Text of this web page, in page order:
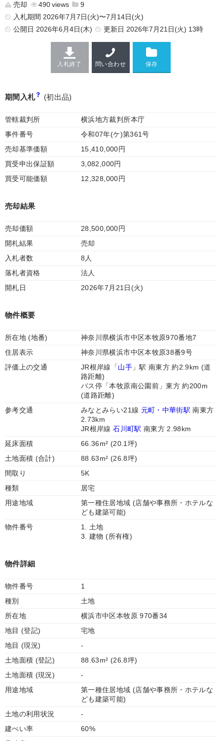
売却 490
9
入札期間 2026年7月7日(火)〜7月14日(火)
公開日 2026年6月4日(木) 更新日 2026年7月21日(火) 13時
入札終了 問い合わせ
期間入札 (初出品)
管轄裁判所
横浜地方裁判所本庁
事件番号
令和07年(ケ)第361号
売却基準価額
15,410,000円
買受申出保証額
3,082,000円
買受可能価額
12,328,000円
売却結果
売却価額
28,500,000円
開札結果
売却
入札者数
8人
落札者資格
法人
開札日
2026年7月21日(火)
物件概要
所在地 (地番)
神奈川県横浜市中区本牧原970番地7
住居表示
神奈川県横浜市中区本牧原38番9号
評価上の交通
JR根岸線「山手」駅 南東方 約2.9km (道
路距離)
バス停「本牧原南公園前」東方 約200m
(道路距離)
参考交通
みなとみらい21線 元町・中華街駅 南東方
2.73km
JR根岸線石川町駅 南東方 2.98km
延床面積
66.36m² (20.1坪)
土地面積 (合計)
88.63m² (26.8坪)
間取り
5K
種類
居宅
用途地域
第一種住居地域 (店舗や事務所・ホテルな
ども建築可能)
物件番号
1. 土地
3. 建物 (所有権)
物件詳細
物件番号
1
種別
土地
所在地
横浜市中区本牧原 970番34
地目 (登記)
宅地
地目 (現況)
-
土地面積 (登記)
88.63m² (26.8坪)
土地面積 (現況)
-
用途地域
第一種住居地域 (店舗や事務所・ホテルな
ども建築可能)
土地の利用状況
-
建ぺい率
60%